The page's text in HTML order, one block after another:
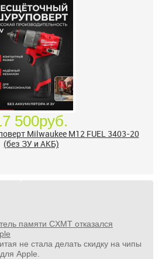
500руб.
Milwaukee M12 FUEL 3403-20
(без ЗУ и АКБ)
памяти CXMT отказался
не стала делать скидку на чипы
Apple.